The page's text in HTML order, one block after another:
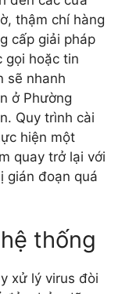
thậm chí hàng
cấp giải pháp
gọi hoặc tin
sẽ nhanh
ở Phường
Quy trình cài
hiện một
quay trở lại với
gián đoạn quá
thống
xử lý virus đòi